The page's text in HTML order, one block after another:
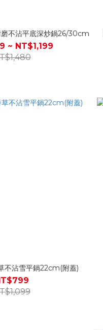
磨不沾平底深炒鍋26/30cm
~ NT$1,199
不沾雪平鍋22cm(附蓋)